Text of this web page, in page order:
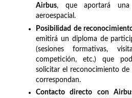
Airbus, que aportará
aeroespacial.
Posibilidad de
emitirá un diploma de
(sesiones formativas,
competición, etc.) que
solicitar el reconocimiento
correspondan.
Contacto directo con